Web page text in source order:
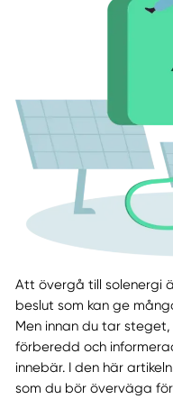
Att övergå till solenergi
beslut som kan ge
Men innan du tar
förberedd och
innebär. I den här
som du bör överväga